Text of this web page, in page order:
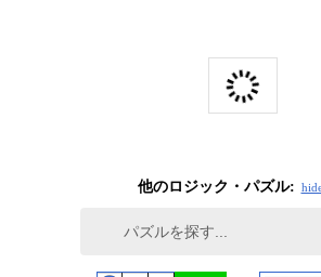
他のロジック・パズル: